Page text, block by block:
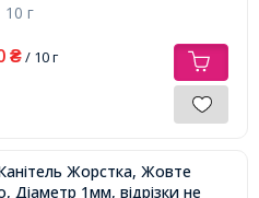
10 г
₴/ 10 г
Діаметр 1мм, відрізки не